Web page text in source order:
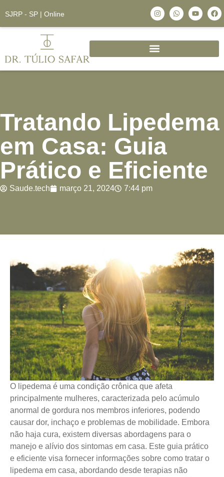
SJRP - SP | Online
Tratando Lipedema
em Casa: Guia
Prático e Eficiente
Saude.tech março 21, 2024 7:44 pm
O lipedema é uma condição crônica que afeta
principalmente mulheres, caracterizada pelo acúmulo
anormal de gordura nos membros inferiores, podendo
causar dor, inchaço e problemas de mobilidade. Embora
não haja cura, existem diversas abordagens para o
manejo e alívio dos sintomas em casa. Este guia prático
e eficiente visa fornecer informações sobre como tratar o
lipedema em casa, abordando desde terapias não